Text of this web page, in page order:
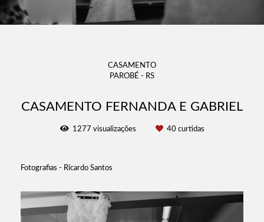
CASAMENTO
PAROBÉ - RS
CASAMENTO FERNANDA E GABRIEL
1277 visualizações 40curtidas
Fotografias - Ricardo Santos